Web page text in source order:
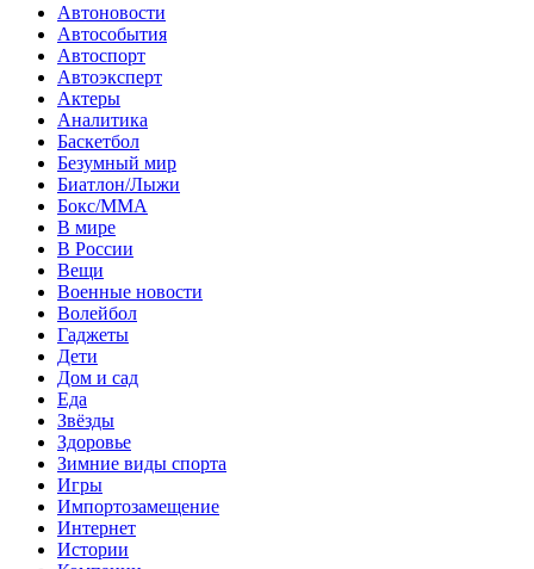
Автоновости
Автособытия
Автоспорт
Автоэксперт
Актеры
Аналитика
Баскетбол
Безумный мир
Биатлон/Лыжи
Бокс/MMA
В мире
В России
Вещи
Военные новости
Волейбол
Гаджеты
Дети
Дом и сад
Еда
Звёзды
Здоровье
Зимние виды спорта
Игры
Импортозамещение
Интернет
Истории